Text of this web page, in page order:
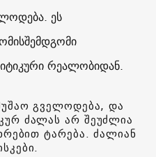
ეს
რეალობიდან.
გველოდება, და
ძალას არ შეუძლია
ტარება. ძალიან